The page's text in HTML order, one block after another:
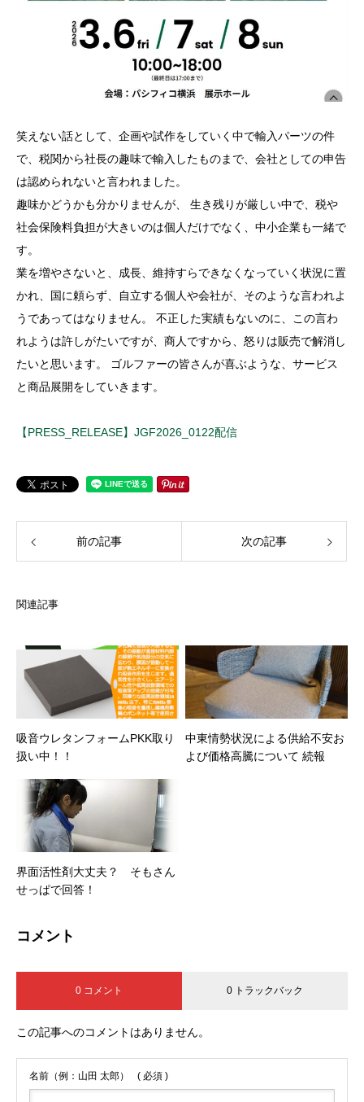
笑えない話として、企画や試作をしていく中で輸入パーツの件
で、税関から社長の趣味で輸入したものまで、会社としての申告
は認められないと言われました。
趣味かどうかも分かりませんが、 生き残りが厳しい中で、税や
社会保険料負担が大きいのは個人だけでなく、中小企業も一緒で
す。
業を増やさないと、成長、維持すらできなくなっていく状況に置
かれ、国に頼らず、自立する個人や会社が、そのような言われよ
うであってはなりません。 不正した実績もないのに、この言わ
れようは許しがたいですが、商人ですから、怒りは販売で解消し
たいと思います。 ゴルファーの皆さんが喜ぶような、サービス
と商品展開をしていきます。
【PRESS_RELEASE】JGF2026_0122配信
前の記事 次の記事
関連記事
吸音ウレタンフォームPKK取り
扱い中！！
中東情勢状況による供給不安お
よび価格高騰について 続報
界面活性剤大丈夫？ そもさん
せっぱで回答！
コメント
0 コメント 0 トラックバック
この記事へのコメントはありません。
名前（例：山田 太郎） ( 必須 )